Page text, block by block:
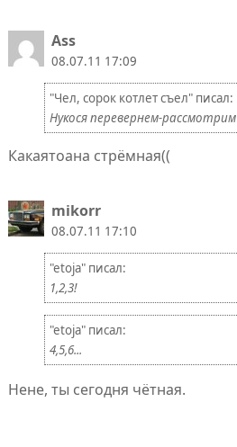
Ass
08.07.11 17:09
"Чел, сорок котлет съел" писал:
Нукося перевернем-рассмотрим
Какаятоана стрёмная((
mikorr
08.07.11 17:10
"etoja" писал:
1,2,3!
"etoja" писал:
4,5,6...
Нене, ты сегодня чётная.